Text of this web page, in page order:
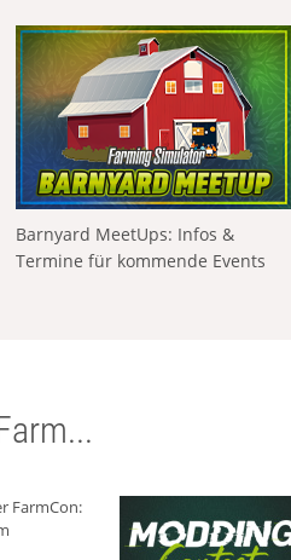
Barnyard MeetUps: Infos &
Termine für kommende Events
FarmCon: